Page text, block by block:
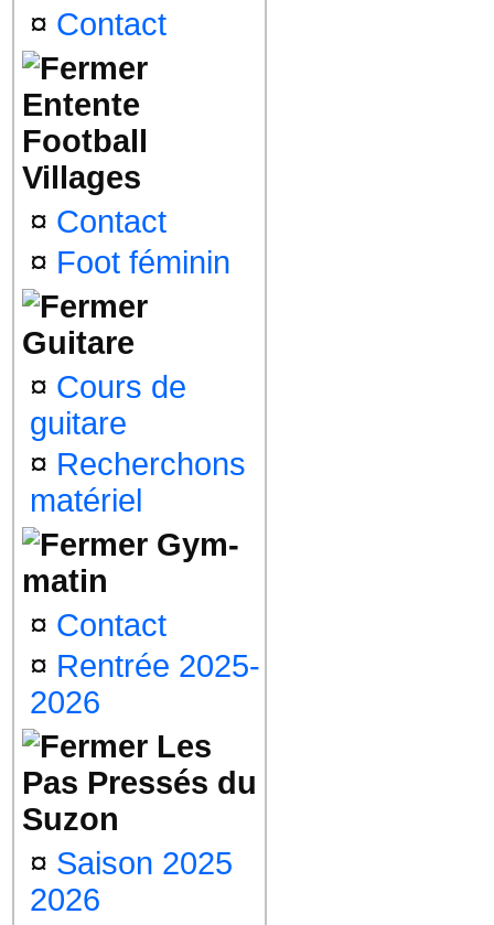
¤ Contact
Entente
Football
Villages
¤ Contact
¤ Foot féminin
Guitare
¤ Cours de
guitare
¤ Recherchons
matériel
Gym-
matin
¤ Contact
¤ Rentrée 2025-
2026
Les
Pas Pressés du
Suzon
¤ Saison 2025
2026